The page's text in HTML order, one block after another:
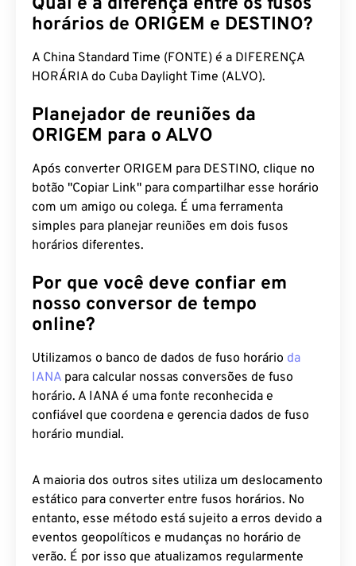
horários de ORIGEM e DESTINO?
A China Standard Time (FONTE) é a DIFERENÇA
HORÁRIA do Cuba Daylight Time (ALVO).
Planejador de reuniões da
ORIGEM para o ALVO
Após converter ORIGEM para DESTINO, clique no
botão "Copiar Link" para compartilhar esse horário
com um amigo ou colega. É uma ferramenta
simples para planejar reuniões em dois fusos
horários diferentes.
Por que você deve confiar em
nosso conversor de tempo
online?
Utilizamos o banco de dados de fuso horário da
IANA para calcular nossas conversões de fuso
horário. A IANA é uma fonte reconhecida e
confiável que coordena e gerencia dados de fuso
horário mundial.
A maioria dos outros sites utiliza um deslocamento
estático para converter entre fusos horários. No
entanto, esse método está sujeito a erros devido a
eventos geopolíticos e mudanças no horário de
verão. É por isso que atualizamos regularmente